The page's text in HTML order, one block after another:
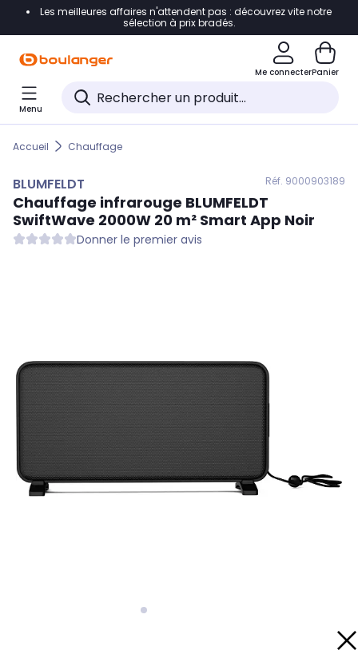
Accéder directement à la navigation
Accéder directement au pied de page
Accéder directement au chatbot
Les meilleures affaires n'attendent pas : découvrez vite notre
sélection à prix bradés.
Me connecterPanier
Menu
Accueil Chauffage
BLUMFELDT Réf. 9000903189
Chauffage infrarouge BLUMFELDT
SwiftWave 2000W 20 m² Smart App Noir
Donner le premier avis